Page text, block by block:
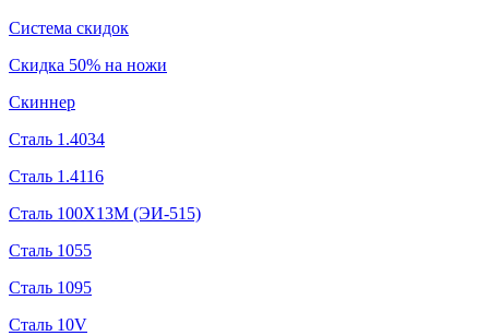
Система скидок
Скидка 50% на ножи
Скиннер
Сталь 1.4034
Сталь 1.4116
Сталь 100Х13М (ЭИ-515)
Сталь 1055
Сталь 1095
Сталь 10V